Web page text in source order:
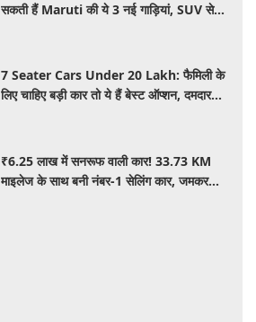
सकती हैं Maruti की ये 3 नई गाड़ियां, SUV से
7 Seater Cars Under 20 Lakh: फैमिली के
लिए चाहिए बड़ी कार तो ये हैं बेस्ट ऑप्शन, दमदार
₹6.25 लाख में सनरूफ वाली कार! 33.73 KM
माइलेज के साथ बनी नंबर-1 सेलिंग कार, जमकर